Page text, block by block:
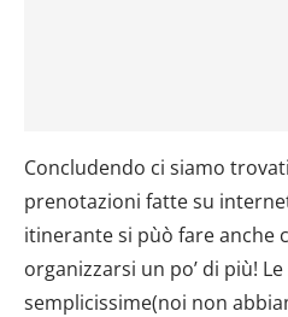
Concludendo ci siamo
prenotazioni fatte su
itinerante si pùò fare anche
organizzarsi un po’ di più!
semplicissime(noi non